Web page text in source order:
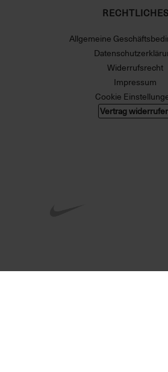
RECHTLICHES
Allgemeine
Widerrufsrecht
Impressum
Cookie
Vertrag